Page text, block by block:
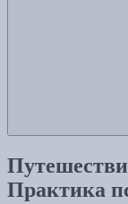
Практика